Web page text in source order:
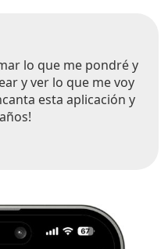
lo que me pondré y
y ver lo que me voy
esta aplicación y